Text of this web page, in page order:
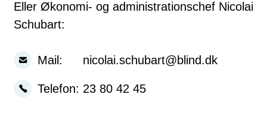
Eller Økonomi- og administrationschef Nicolai
Schubart:
Mail: nicolai.schubart@blind.dk
Telefon: 23 80 42 45